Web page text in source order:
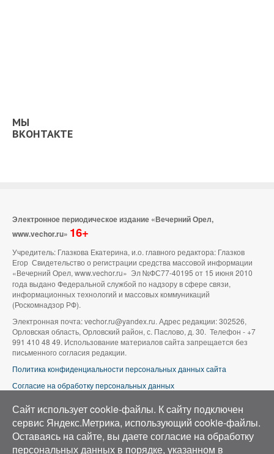
МЫ
ВКОНТАКТЕ
Электронное периодическое издание «Вечерний Орел,
www.vechor.ru» 16+
Учредитель: Глазкова Екатерина, и.о. главного редактора: Глазков
Егор Свидетельство о регистрации средства массовой информации
«Вечерний Орел, www.vechor.ru» Эл №ФС77-40195 от 15 июня 2010
года выдано Федеральной службой по надзору в сфере связи,
информационных технологий и массовых коммуникаций
(Роскомнадзор РФ).
Электронная почта: vechor.ru@yandex.ru. Адрес редакции: 302526,
Орловская область, Орловский район, с. Паслово, д. 30. Телефон - +7
991 410 48 49. Использование материалов сайта запрещается без
письменного согласия редакции.
Политика конфиденциальности персональных данных сайта
Согласие на обработку персональных данных
Аэросъемка в Орле»
Сайт использует cookie-файлы. К cайту подключен
сервис Яндекс.Метрика, использующий cookie-файлы.
Оставаясь на сайте, вы даете согласие на обработку
персональных данных в порядке, указанном в